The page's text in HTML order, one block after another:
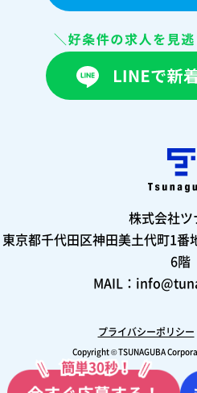
株式会社ツ
東京都千代田区神田美土代町1番
6階
MAIL：
プライバシーポリシー
Copyright © TSUNAGUBA